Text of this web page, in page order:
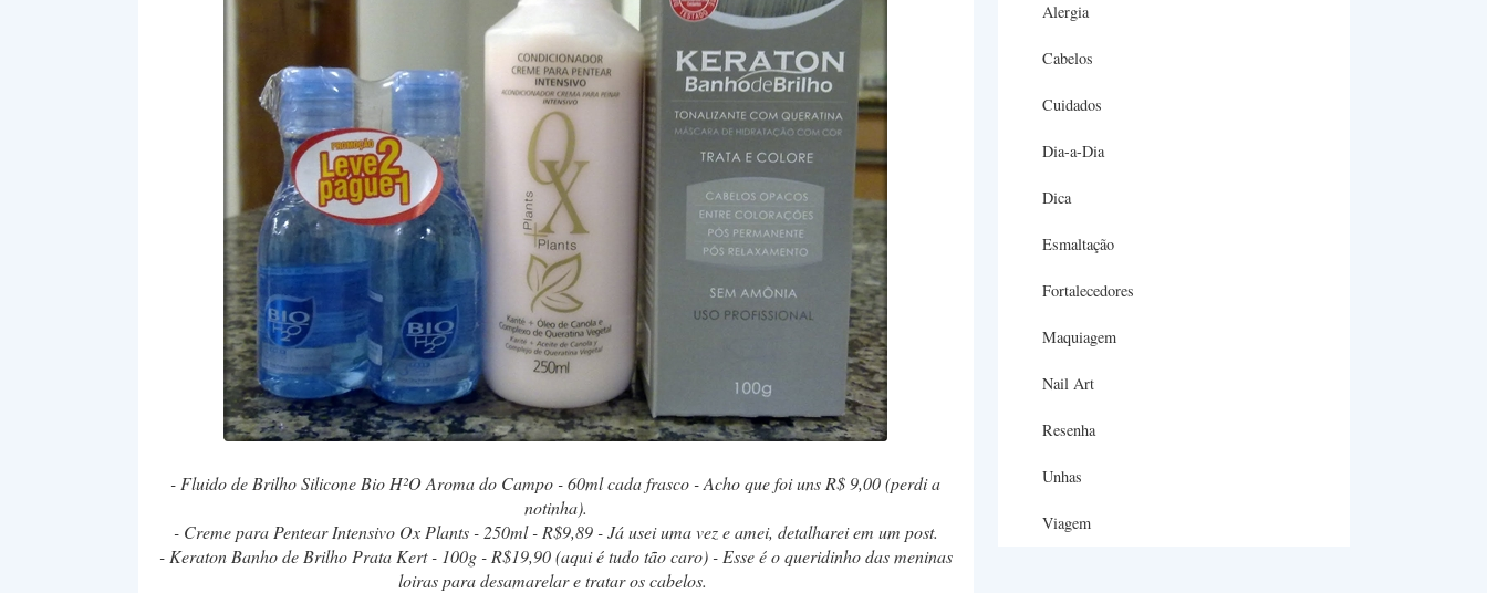
- Fluido de Brilho Silicone Bio H²O Aroma do Campo - 60ml cada frasco - Acho que foi uns R$ 9,00 (perdi a
notinha).
- Creme para Pentear Intensivo Ox Plants - 250ml - R$9,89 - Já usei uma vez e amei, detalharei em um post.
- Keraton Banho de Brilho Prata Kert - 100g - R$19,90 (aqui é tudo tão caro) - Esse é o queridinho das meninas
loiras para desamarelar e tratar os cabelos.
Alergia
Cabelos
Cuidados
Dia-a-Dia
Dica
Esmaltação
Fortalecedores
Maquiagem
Nail Art
Resenha
Unhas
Viagem